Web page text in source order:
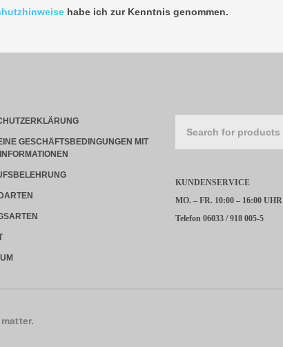
habe ich zur Kenntnis genommen.
GESCHÄFTSBEDINGUNGEN MIT
KUNDENSERVICE
MO. – FR. 10:00 – 16:00 UHR
Telefon 06033 / 918 005-5